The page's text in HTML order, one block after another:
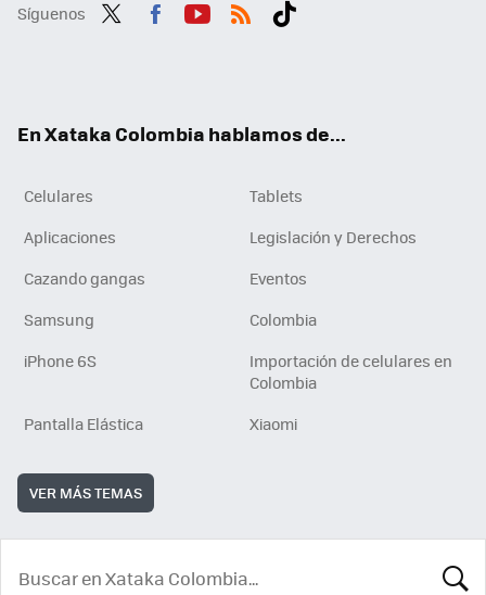
Síguenos
En Xataka Colombia hablamos de...
Celulares
Tablets
Aplicaciones
Legislación y Derechos
Cazando gangas
Eventos
Samsung
Colombia
iPhone 6S
Importación de celulares en
Colombia
Pantalla Elástica
Xiaomi
VER MÁS TEMAS